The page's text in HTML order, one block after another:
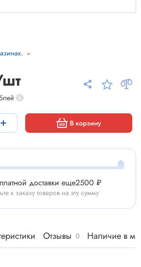
.
В корзину
доставки еще2500 ₽
к заказу товаров на эту сумму
Отзывы 0 Наличие в